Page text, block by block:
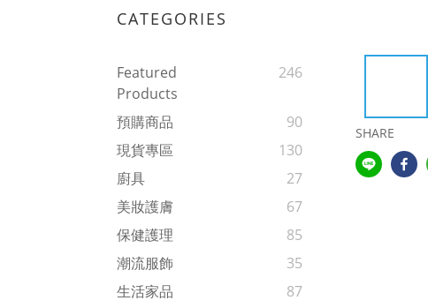
CATEGORIES
Featured
Products
246
預購商品
90
現貨專區
130
廚具
27
美妝護膚
67
保健護理
85
潮流服飾
35
生活家品
87
SHARE